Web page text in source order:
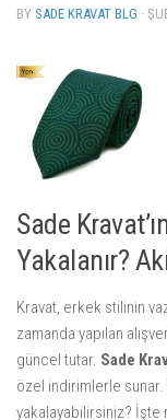
BY SADE KRAVAT BLG ·
Sade
Yakalanır?
Kravat, erkek stilinin
zamanda yapılan
güncel tutar. Sade
özel indirimlerle sunar.
yakalayabilirsiniz? İşte